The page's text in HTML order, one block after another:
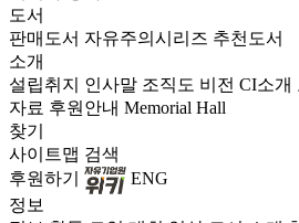
도서
판매도서 자유주의시리즈 추천도서
소개
설립취지 인사말 조직도 비전 CI소개
자료 후원안내 Memorial Hall
찾기
사이트맵 검색
후원하기
ENG
정보